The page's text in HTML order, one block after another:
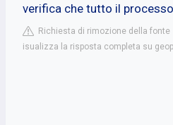
verifica che tutto il
Richiesta di rimozione della fonte
isualizza la risposta completa su